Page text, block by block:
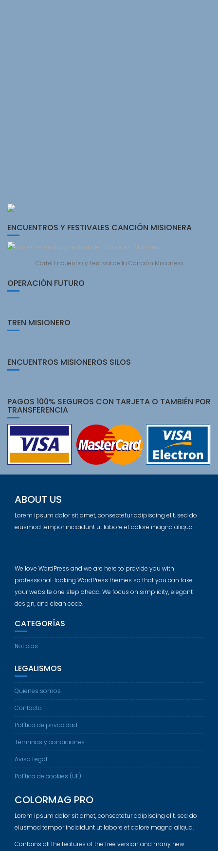
ENCUENTROS Y FESTIVALES CANCIÓN MISIONERA
Cartel Encuentro y Festival de la Canción Misionera
OPERACIÓN FUTURO
TREN MISIONERO
ENCUENTROS MISIONEROS SILOS
PAGOS 100% SEGUROS CON TARJETA O TAMBIÉN POR
TRANSFERENCIA
ABOUT US
Lorem ipsum dolor sit amet, consectetur adipiscing elit, sed do
eiusmod tempor incididunt ut labore et dolore magna aliqua.
We love WordPress and we are here to provide you with
professional-looking WordPress themes so that you can take
your website one step ahead. We focus on simplicity, elegant
design, and clean code.
CATEGORÍAS
Noticias
LEGALISMOS
Quienes somos
Contacto
Política de privacidad
Términos y condiciones
Aviso Legal
Política de cookies (UE)
COLORMAG PRO
Lorem ipsum dolor sit amet, consectetur adipiscing elit, sed do
eiusmod tempor incididunt ut labore et dolore magna aliqua.
Contains all the features of the free version and many new